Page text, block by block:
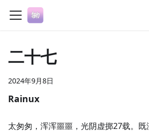
二十七
2024年9月8日
Rainux
太匆匆，浑浑噩噩，光阴虚掷27载。